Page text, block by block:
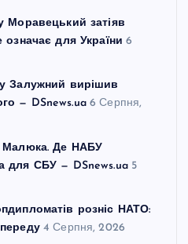
а
і
я
з
а
Моравецький затіяв
означає для України 6
Залужний вирішив
— DSnews.ua 6 Серпня,
Малюка. Де НАБУ
для СБУ — DSnews.ua 5
розніс НАТО:
4 Серпня, 2026